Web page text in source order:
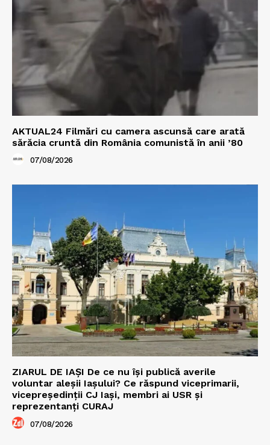
AKTUAL24 Filmări cu camera ascunsă care arată
sărăcia cruntă din România comunistă în anii ’80
07/08/2026
ZIARUL DE IAȘI De ce nu își publică averile
voluntar aleșii Iașului? Ce răspund viceprimarii,
vicepreședinții CJ Iași, membri ai USR și
reprezentanți CURAJ
07/08/2026